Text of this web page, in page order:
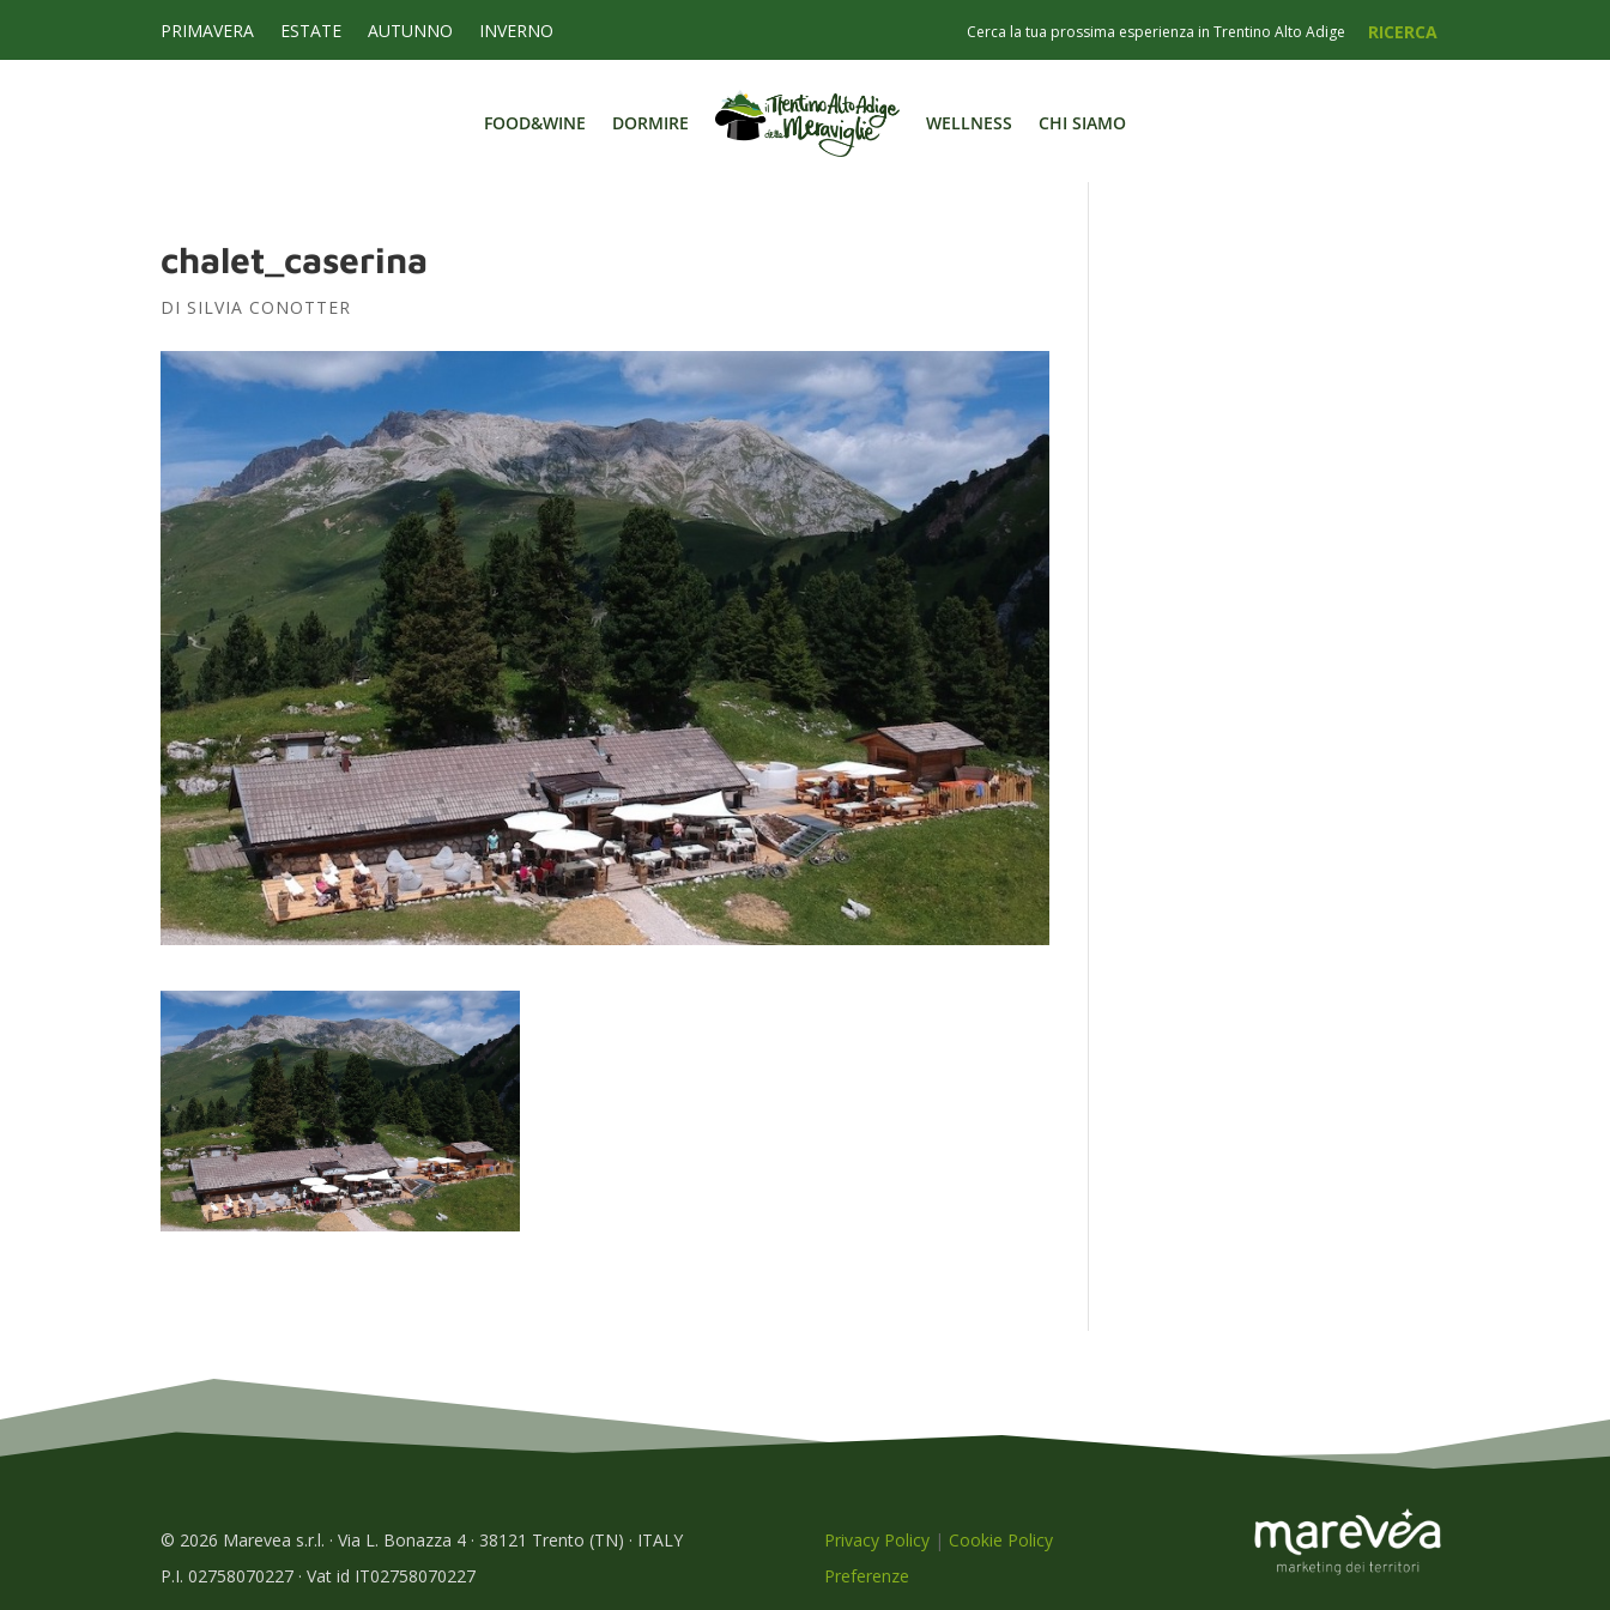
PRIMAVERA ESTATE AUTUNNO INVERNO
FOOD&WINE DORMIRE WELLNESS CHI SIAMO
FOOD&WINE DORMIRE WELLNESS CHI SIAMO
chalet_caserina
DI SILVIA CONOTTER
© 2026 Marevea s.r.l. · Via L. Bonazza 4 · 38121 Trento (TN) · ITALY
P.I. 02758070227 · Vat id IT02758070227
Privacy Policy | Cookie Policy
Preferenze